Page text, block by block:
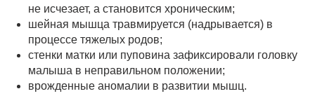
не исчезает, а становится хроническим;
шейная мышца травмируется (надрывается) в
процессе тяжелых родов;
стенки матки или пуповина зафиксировали головку
малыша в неправильном положении;
врожденные аномалии в развитии мышц.